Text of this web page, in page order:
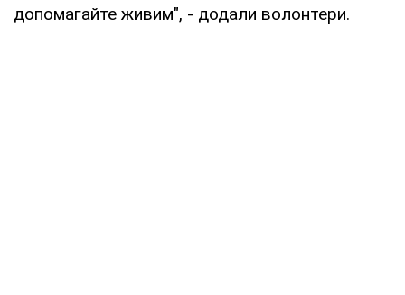
допомагайте живим", - додали волонтери.